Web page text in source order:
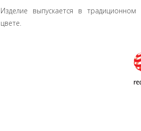
Изделие выпускается в
цвете.